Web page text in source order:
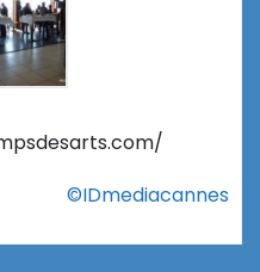
©IDmediacannes